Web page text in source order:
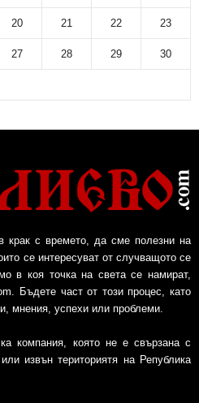
20 21 22 23
27 28 29 30
крак с времето, да сме полезни на
се интересуват от случващото се
в коя точка на света се намират,
Бъдете част от този процес, като
мнения, успехи или проблеми.
компания, която не е свързана с
извън териториятя на Република